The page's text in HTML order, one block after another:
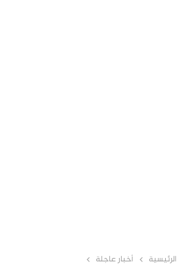
الرئيسية أخبار عاجلة